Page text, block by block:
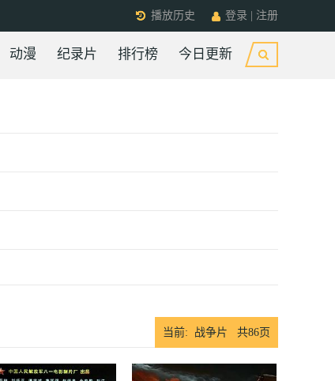
登录 注册
播放历史
动漫 纪录片 排行榜 今日更新
当前: 战争片 共86页